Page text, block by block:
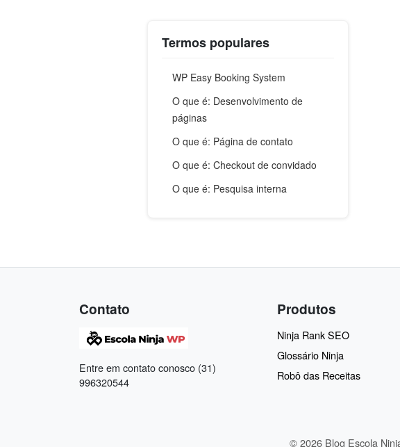
Termos populares
WP Easy Booking System
O que é: Desenvolvimento de
páginas
O que é: Página de contato
O que é: Checkout de convidado
O que é: Pesquisa interna
Contato
Entre em contato conosco (31)
996320544
Produtos
Ninja Rank SEO
Glossário Ninja
Robô das Receitas
© 2026 Blog Escola